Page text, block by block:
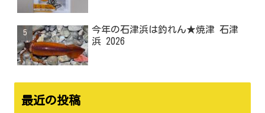
今年の石津浜は釣れん★焼津 石津
浜 2026
最近の投稿